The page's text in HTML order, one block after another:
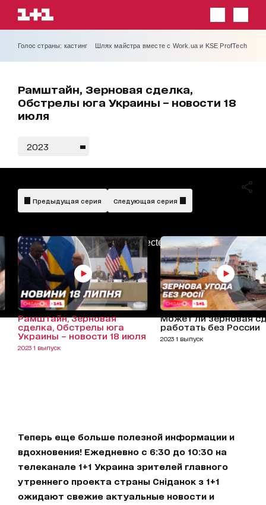
Голос страны: кастинг Шлях майстра вместе с Work.ua и KSE ProfTech
Рамштайн, Зерновая сделка,
Обстрелы юга Украины – новости 18
июля
2023
AdBlockDetected!
Предыдущая серия Следующая серия
Рамштайн, Зерновая
сделка, Обстрелы юга
Украины – новости 18 июля
2023 1 выпуск
Может ли зерновая
работать без России
2023 1 выпуск
Теперь еще больше полезной информации и
вдохновения! Ежедневно с 6:30 до 10:30 на
телеканале 1+1 Украина зрителей главного
утреннего проекта страны Сніданок з 1+1
ожидают свежие актуальные новости и